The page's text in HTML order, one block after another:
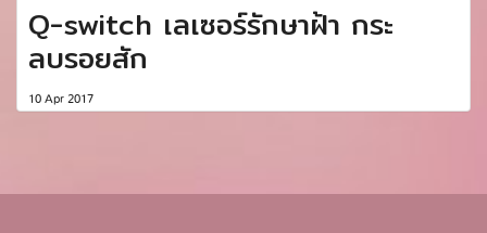
Q-switch เลเซอร์รักษาฝ้า กระ
ลบรอยสัก
10 Apr 2017